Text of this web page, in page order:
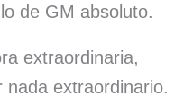
de GM absoluto.
extraordinaria,
nada extraordinario.